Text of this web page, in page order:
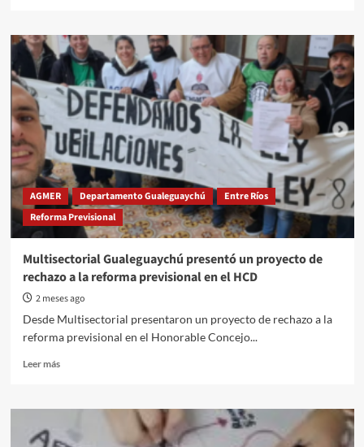
Diez
años
de
condena
por
crímenes
de
lesa
humanidad:
el
caso
Caserotto
sacude
AGMER Departamento Gualeguaychú
Entre Ríos
Reforma Previsional
Multisectorial Gualeguaychú presentó un proyecto de
rechazo a la reforma previsional en el HCD
2 meses ago
Desde Multisectorial presentaron un proyecto de rechazo a la
reforma previsional en el Honorable Concejo...
Leer másRead
Multisectorial
presentó